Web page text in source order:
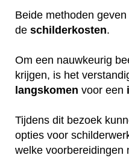
Beide methoden geven
de schilderkosten.
Om een nauwkeurig
krijgen, is het
langskomen voor een
Tijdens dit bezoek
opties voor
welke voorbereidingen